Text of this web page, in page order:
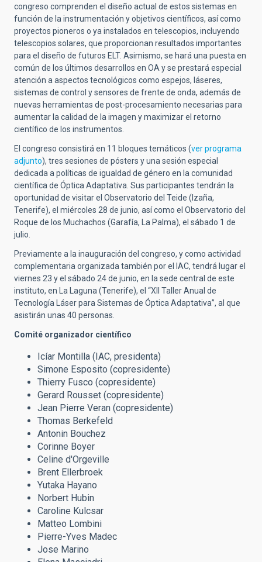
congreso comprenden el diseño actual de estos sistemas en
función de la instrumentación y objetivos científicos, así como
proyectos pioneros o ya instalados en telescopios, incluyendo
telescopios solares, que proporcionan resultados importantes
para el diseño de futuros ELT. Asimismo, se hará una puesta en
común de los últimos desarrollos en OA y se prestará especial
atención a aspectos tecnológicos como espejos, láseres,
sistemas de control y sensores de frente de onda, además de
nuevas herramientas de post-procesamiento necesarias para
aumentar la calidad de la imagen y maximizar el retorno
científico de los instrumentos.
El congreso consistirá en 11 bloques temáticos (ver programa
adjunto), tres sesiones de pósters y una sesión especial
dedicada a políticas de igualdad de género en la comunidad
científica de Óptica Adaptativa. Sus participantes tendrán la
oportunidad de visitar el Observatorio del Teide (Izaña,
Tenerife), el miércoles 28 de junio, así como el Observatorio del
Roque de los Muchachos (Garafía, La Palma), el sábado 1 de
julio.
Previamente a la inauguración del congreso, y como actividad
complementaria organizada también por el IAC, tendrá lugar el
viernes 23 y el sábado 24 de junio, en la sede central de este
instituto, en La Laguna (Tenerife), el “XII Taller Anual de
Tecnología Láser para Sistemas de Óptica Adaptativa”, al que
asistirán unas 40 personas.
Comité organizador científico
Icíar Montilla (IAC, presidenta)
Simone Esposito (copresidente)
Thierry Fusco (copresidente)
Gerard Rousset (copresidente)
Jean Pierre Veran (copresidente)
Thomas Berkefeld
Antonin Bouchez
Corinne Boyer
Celine d'Orgeville
Brent Ellerbroek
Yutaka Hayano
Norbert Hubin
Caroline Kulcsar
Matteo Lombini
Pierre-Yves Madec
Jose Marino